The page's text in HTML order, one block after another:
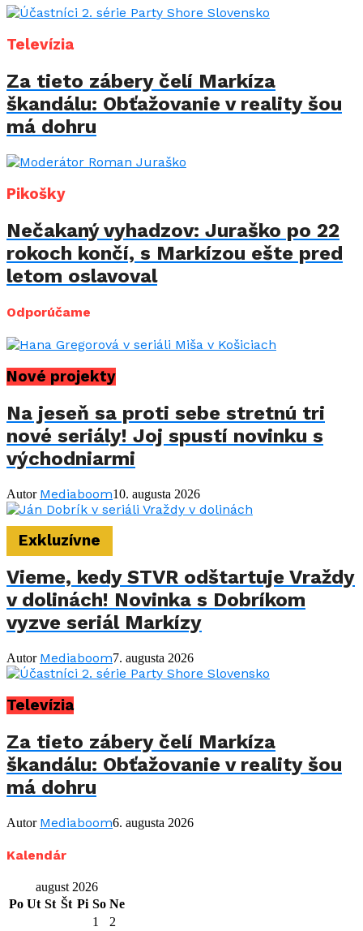
Televízia
Za tieto zábery čelí Markíza
škandálu: Obťažovanie v reality šou
má dohru
Pikošky
Nečakaný vyhadzov: Juraško po 22
rokoch končí, s Markízou ešte pred
letom oslavoval
Odporúčame
Nové projekty
Na jeseň sa proti sebe stretnú tri
nové seriály! Joj spustí novinku s
východniarmi
Autor Mediaboom10. augusta 2026
Exkluzívne
Vieme, kedy STVR odštartuje Vraždy
v dolinách! Novinka s Dobríkom
vyzve seriál Markízy
Autor Mediaboom7. augusta 2026
Televízia
Za tieto zábery čelí Markíza
škandálu: Obťažovanie v reality šou
má dohru
Autor Mediaboom6. augusta 2026
Kalendár
august 2026
Po Ut St Št Pi So Ne
1
2